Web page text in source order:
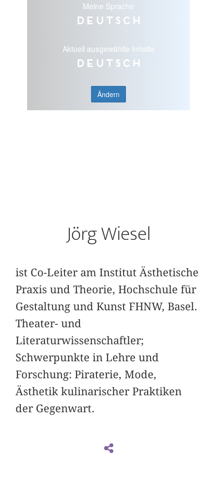
Meine Sprache
Deutsch
Aktuell ausgewählte Inhalte
Deutsch
Ändern
Jörg Wiesel
ist Co-Leiter am Institut Ästhetische
Praxis und Theorie, Hochschule für
Gestaltung und Kunst FHNW, Basel.
Theater- und
Literaturwissenschaftler;
Schwerpunkte in Lehre und
Forschung: Piraterie, Mode,
Ästhetik kulinarischer Praktiken
der Gegenwart.